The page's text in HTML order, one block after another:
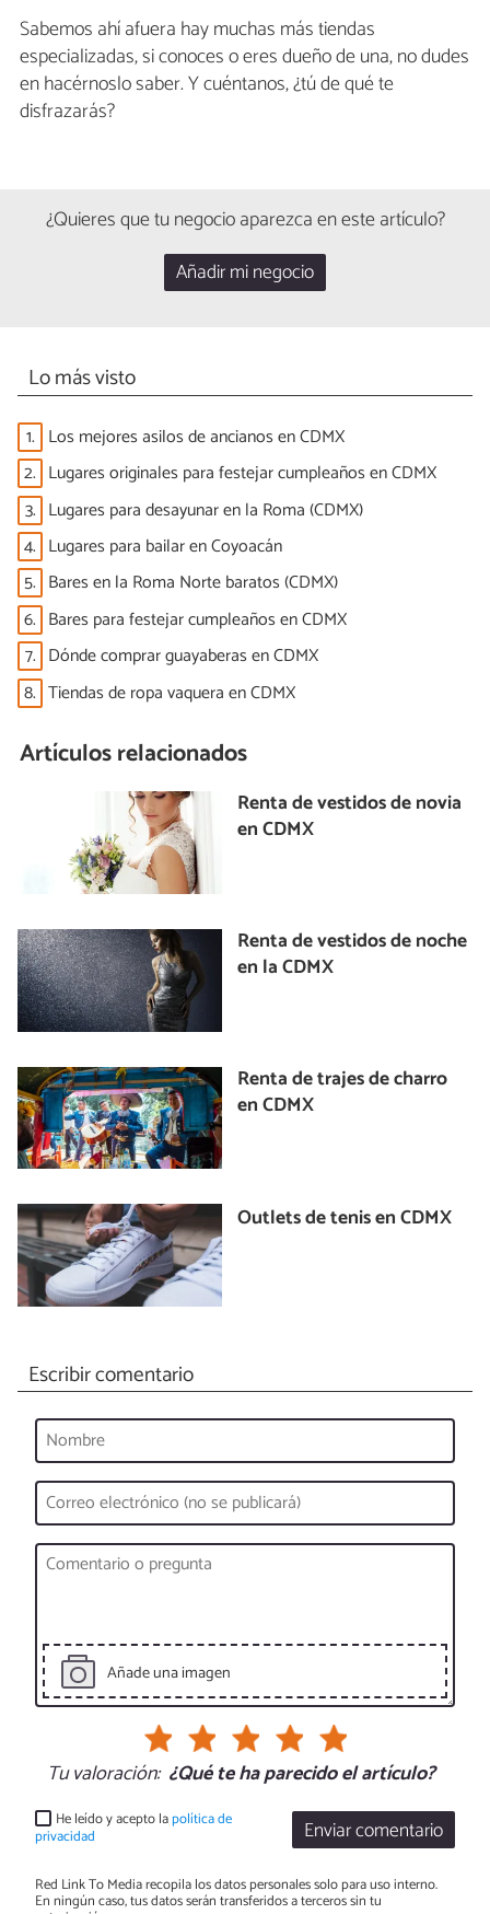
Sabemos ahí afuera hay muchas más tiendas
especializadas, si conoces o eres dueño de una, no dudes
en hacérnoslo saber. Y cuéntanos, ¿tú de qué te
disfrazarás?
¿Quieres que tu negocio aparezca en este artículo?
Añadir mi negocio
Lo más visto
1. Los mejores asilos de ancianos en CDMX
2. Lugares originales para festejar cumpleaños en CDMX
3. Lugares para desayunar en la Roma (CDMX)
4. Lugares para bailar en Coyoacán
5. Bares en la Roma Norte baratos (CDMX)
6. Bares para festejar cumpleaños en CDMX
7. Dónde comprar guayaberas en CDMX
8. Tiendas de ropa vaquera en CDMX
Artículos relacionados
Renta de vestidos de novia
en CDMX
Renta de vestidos de noche
en la CDMX
Renta de trajes de charro
en CDMX
Outlets de tenis en CDMX
Escribir comentario
Añade una imagen
Tu valoración: ¿Qué te ha parecido el artículo?
Enviar comentario
He leído y acepto lapolítica de
privacidad
Red Link To Media recopila los datos personales solo para uso interno.
En ningún caso, tus datos serán transferidos a terceros sin tu